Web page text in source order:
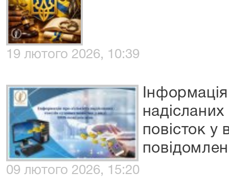
19 лютого 2026, 10:39
повісток у
09 лютого 2026, 15:20